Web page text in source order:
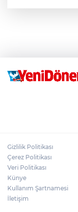
Gizlilik Politikası
Çerez Politikası
Veri Politikası
Künye
Kullanım Şartnamesi
İletişim